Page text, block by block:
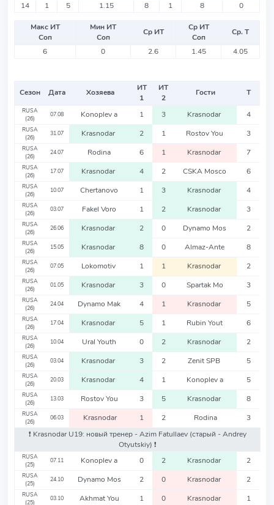
14
1 5 1.15 8 1 8 0
Макс ИТ
Соп
Мин ИТ
Соп
Ср ИТ
Ср ИТ
Соп
Ср. Т
6
0 2.6 1.45 4.05
Сезон Дата Хозяева
ИТ
1
ИТ
2
Гости Т
RUSA
(26)
07.08 Konoplev a 1 3 Krasnodar 4
RUSA
(26)
31.07 Krasnodar 2 1 Rostov You 3
RUSA
(26)
24.07 Rodina 6 1 Krasnodar 7
RUSA
(26)
17.07 Krasnodar 4 2 CSKA Mosco 6
RUSA
(26)
10.07 Chertanovo 1 3 Krasnodar 4
RUSA
(26)
03.07 Fakel Voro 1 2 Krasnodar 3
RUSA
(26)
26.06 Krasnodar 2 0 Dynamo Mos 2
RUSA
(26)
15.05 Krasnodar 8 0 Almaz-Ante 8
RUSA
(26)
07.05 Lokomotiv 1 1 Krasnodar 2
RUSA
(26)
01.05 Krasnodar 3 0 Spartak Mo 3
RUSA
(26)
24.04 Dynamo Mak 4 1 Krasnodar 5
RUSA
(26)
17.04 Krasnodar 5 1 Rubin Yout 6
RUSA
(26)
10.04 Ural Youth 0 2 Krasnodar 2
RUSA
(26)
03.04 Krasnodar 3 2 Zenit SPB 5
RUSA
(26)
20.03 Krasnodar 4 1 Konoplev a 5
RUSA
(26)
13.03 Rostov You 3 5 Krasnodar 8
RUSA
(26)
06.03 Krasnodar 1 2 Rodina
3
❗️ Krasnodar U19: новый тренер - Azim Fatullaev (старый - Andrey
Otyutskiy) ❗️
RUSA
(25)
07.11 Konoplev a 0 2 Krasnodar 2
RUSA
(25)
24.10 Dynamo Mos 2 0 Krasnodar 2
RUSA
(25)
03.10 Akhmat You 1 0 Krasnodar 1